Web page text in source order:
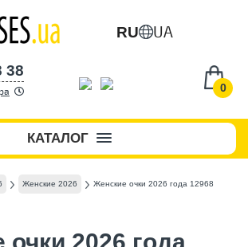
RU UA
0
38
КАТАЛОГ
Женские 2026 Женские очки 2026 года 12968